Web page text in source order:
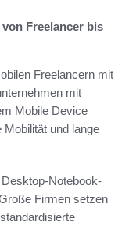
Freelancer bis
Freelancern mit
mit
Mobile Device
Mobilität und lange
Notebook-
Firmen setzen